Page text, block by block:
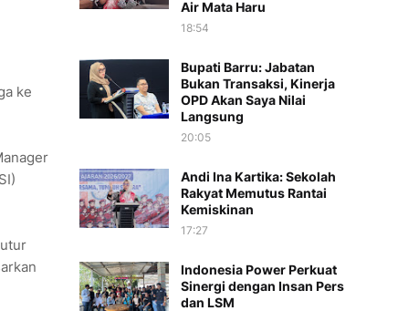
ke
Air Mata Haru
18:54
Bupati Barru: Jabatan
Bukan Transaksi, Kinerja
OPD Akan Saya Nilai
Langsung
20:05
Andi Ina Kartika: Sekolah
Rakyat Memutus Rantai
Kemiskinan
17:27
Indonesia Power Perkuat
Sinergi dengan Insan Pers
dan LSM